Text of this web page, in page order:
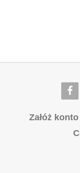
Załóż konto